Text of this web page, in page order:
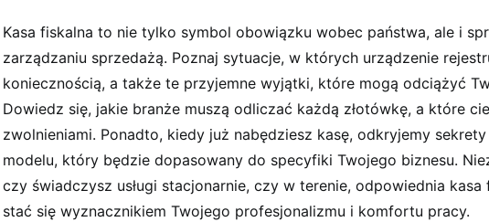
Kasa fiskalna to nie tylko symbol obowiązku wobec państwa, ale i
zarządzaniu sprzedażą. Poznaj sytuacje, w których urządzenie
koniecznością, a także te przyjemne wyjątki, które mogą odciążyć
Dowiedz się, jakie branże muszą odliczać każdą złotówkę, a które
zwolnieniami. Ponadto, kiedy już nabędziesz kasę, odkryjemy
modelu, który będzie dopasowany do specyfiki Twojego biznesu.
czy świadczysz usługi stacjonarnie, czy w terenie, odpowiednia kasa
stać się wyznacznikiem Twojego profesjonalizmu i komfortu pracy.